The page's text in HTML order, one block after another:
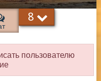
8
пользователю